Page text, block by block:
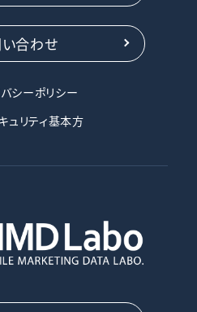
合わせ
シーポリシー
ュリティ基本方